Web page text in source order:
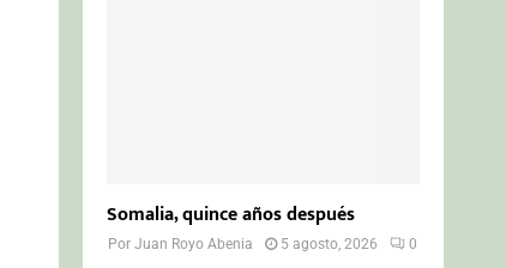
Somalia, quince años después
PorJuan Royo Abenia 5 agosto, 2026 0